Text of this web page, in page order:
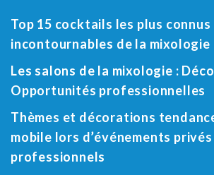
Top 15 cocktails les plus connus
incontournables de la mixologie
Les salons de la mixologie :
Opportunités professionnelles
Thèmes et décorations
mobile lors d’événements
professionnels